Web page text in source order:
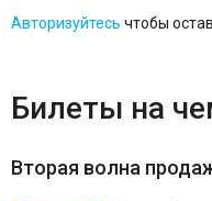
Авторизуйтесь чтобы
Билеты на
Вторая волна